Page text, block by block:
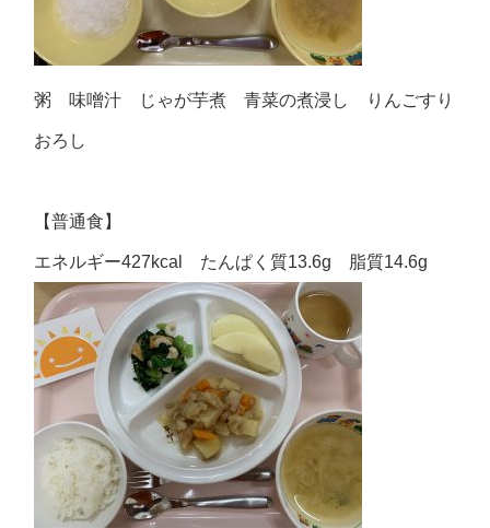
粥 味噌汁 じゃが芋煮 青菜の煮浸し りんごすり
おろし
【普通食】
エネルギー427kcal たんぱく質13.6g 脂質14.6g